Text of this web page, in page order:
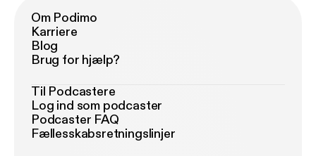
Om Podimo
Karriere
Blog
Brug for hjælp?
Til Podcastere
Log ind som podcaster
Podcaster FAQ
Fællesskabsretningslinjer